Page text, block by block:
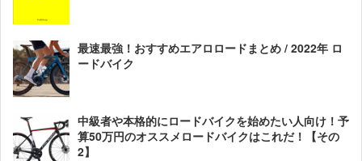
最速最強！おすすめエアロロードまとめ / 2022年 ロ
ードバイク
中級者や本格的にロードバイクを始めたい人向け！予
算50万円のオススメロードバイクはこれだ！【その
2】